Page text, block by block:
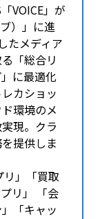
VOICE」が
）」に進
た​メディア
「総合リ
に最適化
カショッ
環境のメ
現。クラ
提供しま
リ」「買取
リ」 「会
「キャッ